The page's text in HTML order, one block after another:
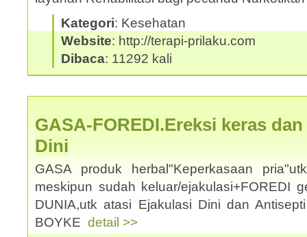
Kategori: Kesehatan
Website: http://terapi-prilaku.com
Dibaca: 11292 kali
GASA-FOREDI.Ereksi keras
Dini
GASA produk herbal"Keperkasaan
meskipun sudah keluar/ejakulasi+FOREDI
DUNIA,utk atasi Ejakulasi Dini dan
BOYKE detail >>